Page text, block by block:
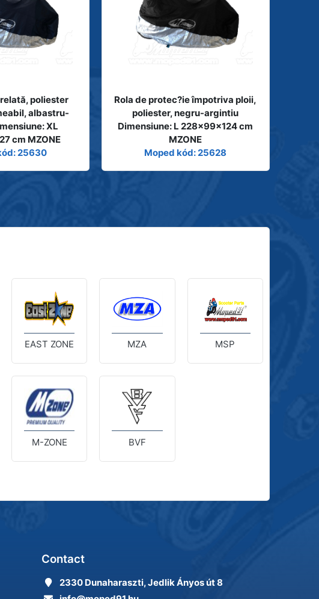
poliester
albastru-
XL
cm MZONE
25630
Rola de protec?ie împotriva ploii,
poliester, negru-argintiu
Dimensiune: L 228x99x124 cm
MZONE
Moped kód: 25628
EAST ZONE MZA MSP
M-ZONE BVF
Contact
2330 Dunaharaszti, Jedlik Ányos út 8